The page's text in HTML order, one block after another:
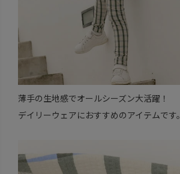
薄手の生地感でオールシーズン大活躍！
デイリーウェアにおすすめのアイテムです。